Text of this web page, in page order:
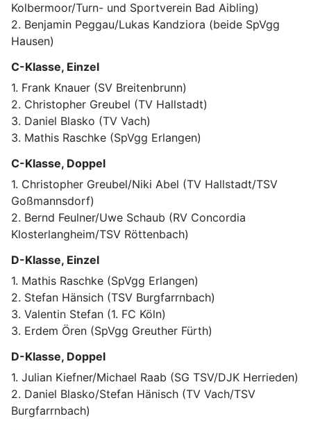
Kolbermoor/Turn- und Sportverein Bad Aibling)
2. Benjamin Peggau/Lukas Kandziora (beide SpVgg
Hausen)
C-Klasse, Einzel
1. Frank Knauer (SV Breitenbrunn)
2. Christopher Greubel (TV Hallstadt)
3. Daniel Blasko (TV Vach)
3. Mathis Raschke (SpVgg Erlangen)
C-Klasse, Doppel
1. Christopher Greubel/Niki Abel (TV Hallstadt/TSV
Goßmannsdorf)
2. Bernd Feulner/Uwe Schaub (RV Concordia
Klosterlangheim/TSV Röttenbach)
D-Klasse, Einzel
1. Mathis Raschke (SpVgg Erlangen)
2. Stefan Hänsich (TSV Burgfarrnbach)
3. Valentin Stefan (1. FC Köln)
3. Erdem Ören (SpVgg Greuther Fürth)
D-Klasse, Doppel
1. Julian Kiefner/Michael Raab (SG TSV/DJK Herrieden)
2. Daniel Blasko/Stefan Hänisch (TV Vach/TSV
Burgfarrnbach)